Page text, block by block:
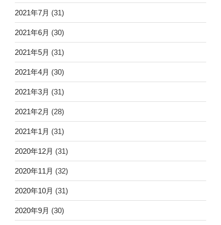
2021年7月 (31)
2021年6月 (30)
2021年5月 (31)
2021年4月 (30)
2021年3月 (31)
2021年2月 (28)
2021年1月 (31)
2020年12月 (31)
2020年11月 (32)
2020年10月 (31)
2020年9月 (30)